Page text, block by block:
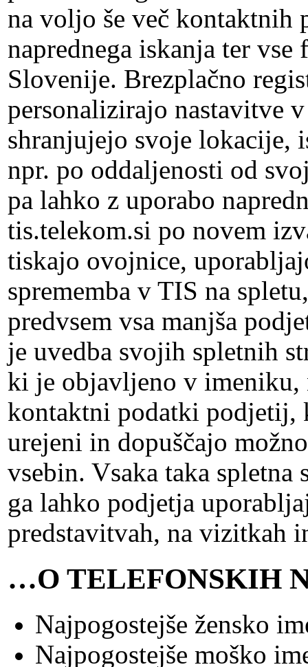
na voljo še več kontaktnih
naprednega iskanja ter
Slovenije. Brezplačno
personalizirajo nastavitve
shranjujejo svoje lokacije,
npr. po oddaljenosti od
pa lahko z uporabo
tis.telekom.si po novem
tiskajo ovojnice,
sprememba v TIS na
predvsem vsa manjša
je uvedba svojih spletnih
ki je objavljeno v imeniku,
kontaktni podatki podjetij,
urejeni in dopuščajo
vsebin. Vsaka taka
ga lahko podjetja
predstavitvah, na vizitkah
…O TELEFONSKIH
Najpogostejše žensko
Najpogostejše moško